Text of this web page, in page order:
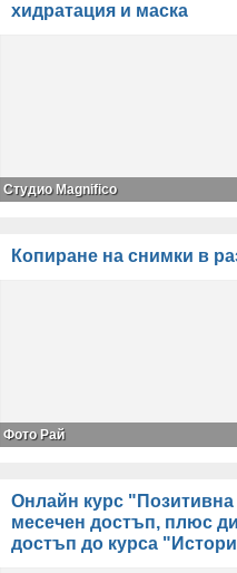
хидратация и маска
Студио Magnifico
Копиране на снимки в
Фото Рай
Онлайн курс "Позитивна
месечен достъп, плюс
достъп до курса